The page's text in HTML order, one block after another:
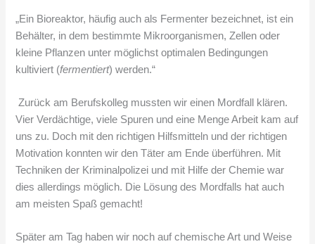
„Ein Bioreaktor, häufig auch als Fermenter bezeichnet, ist ein
Behälter, in dem bestimmte Mikroorganismen, Zellen oder
kleine Pflanzen unter möglichst optimalen Bedingungen
kultiviert (fermentiert) werden.“
Zurück am Berufskolleg mussten wir einen Mordfall klären.
Vier Verdächtige, viele Spuren und eine Menge Arbeit kam auf
uns zu. Doch mit den richtigen Hilfsmitteln und der richtigen
Motivation konnten wir den Täter am Ende überführen. Mit
Techniken der Kriminalpolizei und mit Hilfe der Chemie war
dies allerdings möglich. Die Lösung des Mordfalls hat auch
am meisten Spaß gemacht!
Später am Tag haben wir noch auf chemische Art und Weise